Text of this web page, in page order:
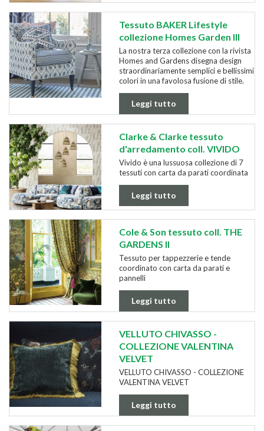
Tessuto BAKER Lifestyle
collezione Homes Garden III
La nostra terza collezione con la rivista
Homes and Gardens disegna design
straordinariamente semplici e bellissimi
colori in una favolosa fusione di stile.
Leggi tutto
Clarke & Clarke tessuto
d'arredamento coll. VIVIDO
Vivido è una lussuosa collezione di 7
tessuti con carta da parati coordinata
Leggi tutto
Cole & Son tessuto coll. THE
GARDENS II
Tessuto per tappezzerie e tende
coordinato con carta da parati e
pannelli
Leggi tutto
VELLUTO CHIVASSO -
COLLEZIONE VALENTINA
VELVET
VELLUTO CHIVASSO - COLLEZIONE
VALENTINA VELVET
Leggi tutto